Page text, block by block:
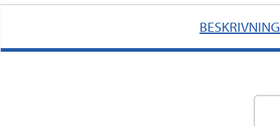
BESKRIVNING